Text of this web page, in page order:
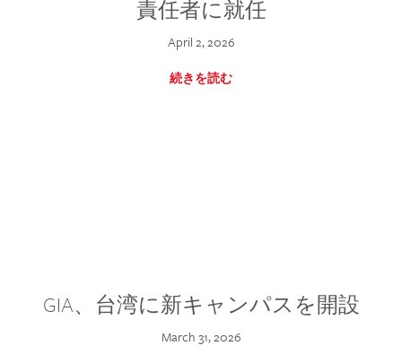
責任者に就任
April 2, 2026
続きを読む
GIA、台湾に新キャンパスを開設
March 31, 2026